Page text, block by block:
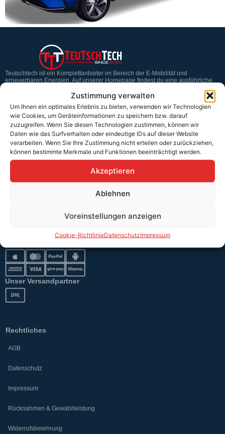
Zustimmung verwalten
Um Ihnen ein optimales Erlebnis zu bieten, verwenden wir Technologien
wie Cookies, um Geräteinformationen zu speichern bzw. darauf
zuzugreifen. Wenn Sie diesen Technologien zustimmen, können wir
Daten wie das Surfverhalten oder eindeutige IDs auf dieser Website
verarbeiten. Wenn Sie Ihre Zustimmung nicht erteilen oder zurückziehen,
können bestimmte Merkmale und Funktionen beeinträchtigt werden.
Akzeptieren
Ablehnen
Voreinstellungen anzeigen
Cookie-RichtlinieDatenschutzImpressum
Teutschtech ist ein Komplettanbieter im Bereich der E-Mobilität und
erneuerbaren Energien. Auf unserer Homepage findest du eine ausführliche
Service & Hilfe
Kontakt
Widerrufsbelehrung
Rücknahmen & Gewährleistung
Sicher bezahlen
Unser Versandpartner
Rechtliches
AGB
Datenschutz
Impressum
Rücknahmen & Gewährleistung
Widerrufsbelehrung